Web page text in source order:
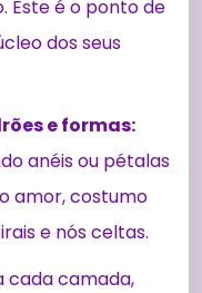
Este é o ponto de
dos seus
e formas:
anéis ou pétalas
amor, costumo
e nós celtas.
cada camada,